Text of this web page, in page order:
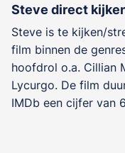
Steve direct
Steve is te kijken/
film binnen de
hoofdrol o.a. Cillian
Lycurgo. De film
IMDb een cijfer van